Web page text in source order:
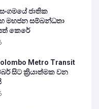
සංගමයේ ජාතික
මහජන සම්බන්ධතා
කෙරේ
Metro Transit
සිට ක්‍රියාත්මක වන